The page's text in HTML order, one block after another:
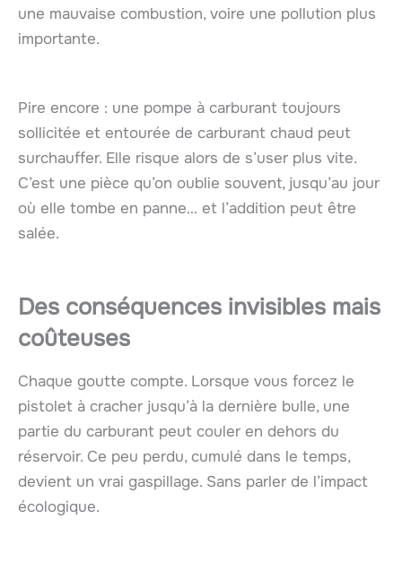
une mauvaise combustion, voire une pollution plus
importante.
Pire encore : une pompe à carburant toujours
sollicitée et entourée de carburant chaud peut
surchauffer. Elle risque alors de s’user plus vite.
C’est une pièce qu’on oublie souvent, jusqu’au jour
où elle tombe en panne… et l’addition peut être
salée.
Des conséquences invisibles mais
coûteuses
Chaque goutte compte. Lorsque vous forcez le
pistolet à cracher jusqu’à la dernière bulle, une
partie du carburant peut couler en dehors du
réservoir. Ce peu perdu, cumulé dans le temps,
devient un vrai gaspillage. Sans parler de l’impact
écologique.